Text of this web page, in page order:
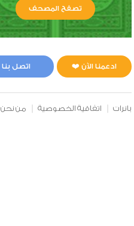
تصفح المصحف
ادعمنا الآن ❤️ اتصل بنا
بانرات اتفاقية الخصوصية من نحن